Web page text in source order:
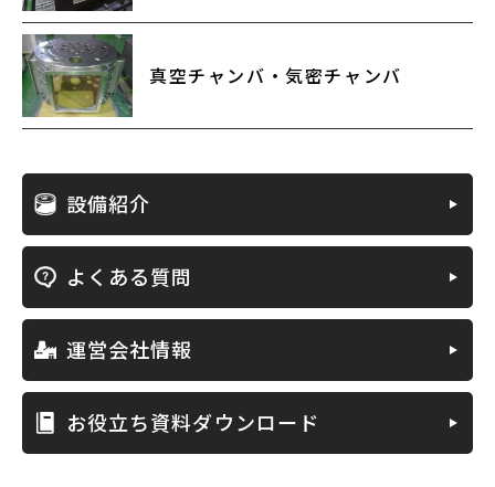
真空チャンバ・気密チャンバ
設備紹介
よくある質問
運営会社情報
お役立ち資料ダウンロード